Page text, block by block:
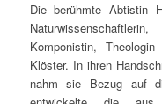
Die berühmte Abtistin
Komponistin,
Klöster. In ihren
nahm sie Bezug auf